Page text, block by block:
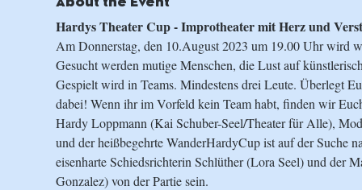
Hardys Theater Cup - Improtheater mit Herz und
Am Donnerstag, den 10.August 2023 um 19.00 Uhr wird
Gesucht werden mutige Menschen, die Lust auf
Gespielt wird in Teams. Mindestens drei Leute. Überlegt
dabei! Wenn ihr im Vorfeld kein Team habt, finden wir
Hardy Loppmann (Kai Schuber-Seel/Theater für Alle),
und der heißbegehrte WanderHardyCup ist auf der Suche
eisenharte Schiedsrichterin Schlüther (Lora Seel) und der
Gonzalez) von der Partie sein.